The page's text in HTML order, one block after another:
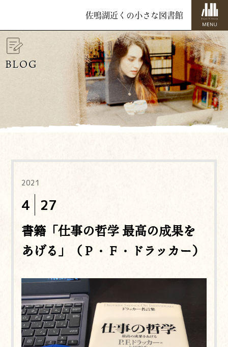
佐鳴湖近くの小さな図書館
BLOG
2021
4 27
書籍「仕事の哲学 最高の成果を
あげる」（Ｐ・Ｆ・ドラッカー）